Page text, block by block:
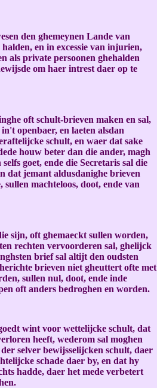
den ghemeynen Lande van
en in excessie van injurien,
als private persoonen ghehalden
om haer intrest daer op te
oft schult-brieven maken en sal,
openbaer, en laeten alsdan
schult, en waer dat sake
houw beter dan die ander, magh
goet, ende die Secretaris sal die
dat jemant aldusdanighe brieven
machteloos, doot, ende van
sijn, oft ghemaeckt sullen worden,
rechten vervoorderen sal, ghelijck
brief sal altijt den oudsten
brieven niet gheuttert ofte met
sullen nul, doot, ende inde
oft anders bedroghen en worden.
wint voor wettelijcke schult, dat
heeft, wederom sal moghen
selver bewijsselijcken schult, daer
schade daer by, en dat hy
hadde, daer het mede verbetert